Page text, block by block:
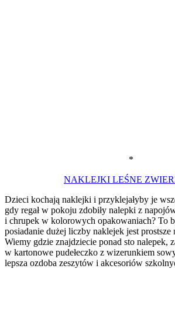
*
NAKLEJKI LEŚNE
Dzieci kochają naklejki i przyklejałyby je
gdy regał w pokoju zdobiły nalepki z
i chrupek w kolorowych opakowaniach? To
posiadanie dużej liczby naklejek jest prostsze
Wiemy gdzie znajdziecie ponad sto nalepek,
w kartonowe pudełeczko z wizerunkiem
lepsza ozdoba zeszytów i akcesoriów